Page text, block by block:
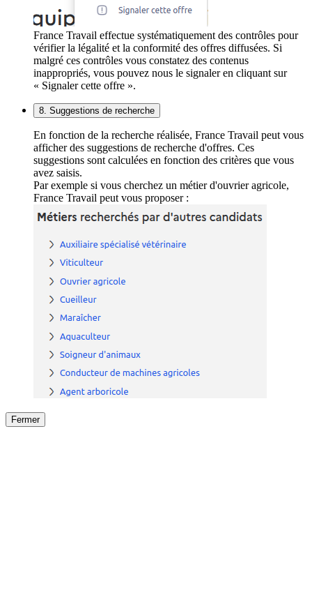
France Travail effectue systématiquement des contrôles pour
vérifier la légalité et la conformité des offres diffusées. Si
malgré ces contrôles vous constatez des contenus
inappropriés, vous pouvez nous le signaler en cliquant sur
« Signaler cette offre ».
8. Suggestions de recherche
En fonction de la recherche réalisée, France Travail peut vous
afficher des suggestions de recherche d'offres. Ces
suggestions sont calculées en fonction des critères que vous
avez saisis.
Par exemple si vous cherchez un métier d'ouvrier agricole,
France Travail peut vous proposer :
Fermer